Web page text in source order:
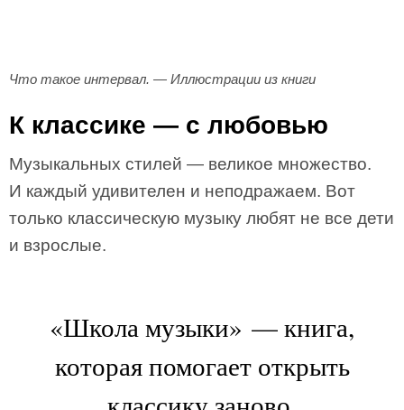
Что такое интервал. — Иллюстрации из книги
К классике — с любовью
Музыкальных стилей — великое множество.
И каждый удивителен и неподражаем. Вот
только классическую музыку любят не все дети
и взрослые.
«Школа музыки» — книга,
которая помогает открыть